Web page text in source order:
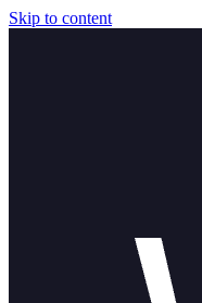
Skip to content